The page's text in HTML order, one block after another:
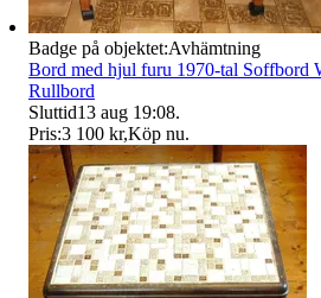
Badge på objektet:Avhämtning
Bord med hjul furu 1970-tal Soffbord
Rullbord
Sluttid13 aug 19:08.
Pris:3 100 kr,Köp nu.